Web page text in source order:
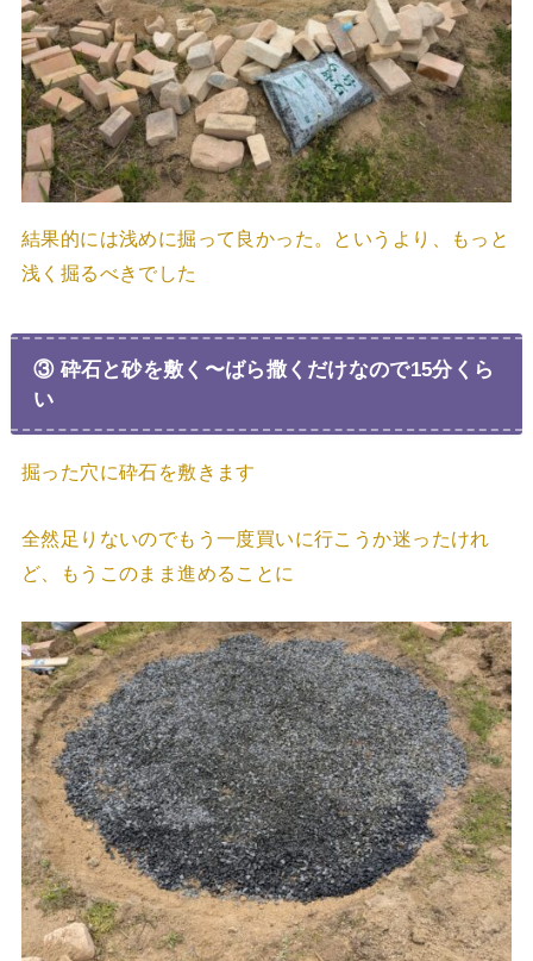
結果的には浅めに掘って良かった。というより、もっと
浅く掘るべきでした
③ 砕石と砂を敷く〜ばら撒くだけなので15分くら
い
掘った穴に砕石を敷きます
全然足りないのでもう一度買いに行こうか迷ったけれ
ど、もうこのまま進めることに